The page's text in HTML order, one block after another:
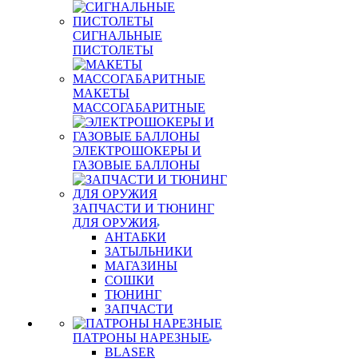
СИГНАЛЬНЫЕ
ПИСТОЛЕТЫ
МАКЕТЫ
МАССОГАБАРИТНЫЕ
ЭЛЕКТРОШОКЕРЫ И
ГАЗОВЫЕ БАЛЛОНЫ
ЗАПЧАСТИ И ТЮНИНГ
ДЛЯ ОРУЖИЯ
АНТАБКИ
ЗАТЫЛЬНИКИ
МАГАЗИНЫ
СОШКИ
ТЮНИНГ
ЗАПЧАСТИ
ПАТРОНЫ НАРЕЗНЫЕ
BLASER